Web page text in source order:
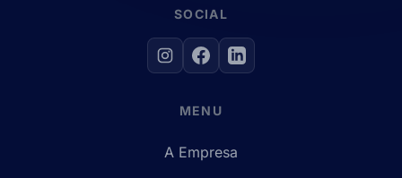
SOCIAL
MENU
A Empresa